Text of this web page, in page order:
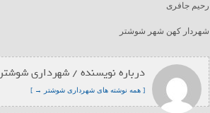
رحیم جافری
شهردار کهن شهر شوشتر
درباره نویسنده / شهرداری شوشتر
[ همه نوشته های شهرداری شوشتر → ]